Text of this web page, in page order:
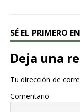
SÉ EL PRIMERO
Deja una
Tu dirección de
Comentario